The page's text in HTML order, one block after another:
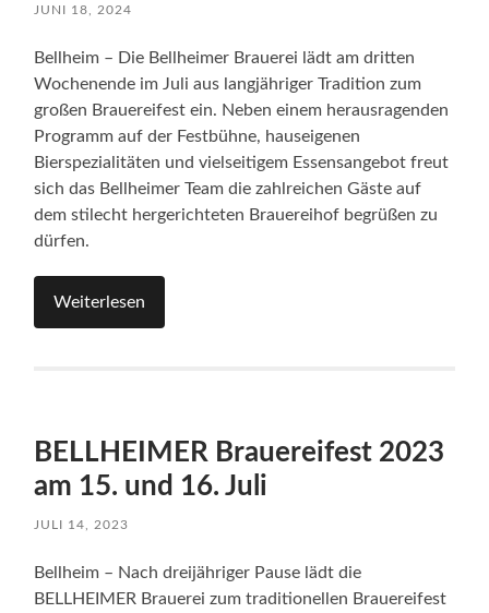
JUNI 18, 2024
Bellheim – Die Bellheimer Brauerei lädt am dritten
Wochenende im Juli aus langjähriger Tradition zum
großen Brauereifest ein. Neben einem herausragenden
Programm auf der Festbühne, hauseigenen
Bierspezialitäten und vielseitigem Essensangebot freut
sich das Bellheimer Team die zahlreichen Gäste auf
dem stilecht hergerichteten Brauereihof begrüßen zu
dürfen.
Weiterlesen
BELLHEIMER Brauereifest 2023
am 15. und 16. Juli
JULI 14, 2023
Bellheim – Nach dreijähriger Pause lädt die
BELLHEIMER Brauerei zum traditionellen Brauereifest